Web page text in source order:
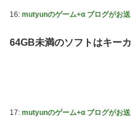
16: mutyunのゲーム+α ブログがお送
64GB未満のソフトはキー
17: mutyunのゲーム+α ブログがお送